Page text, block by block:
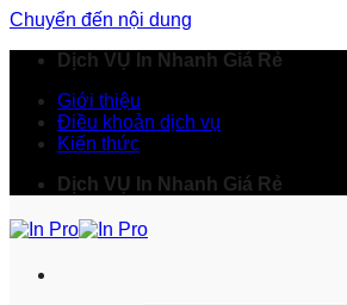
Chuyển đến nội dung
Dịch VỤ In Nhanh Giá Rẻ
Giới thiệu
Điều khoản dịch vụ
Kiến thức
Dịch VỤ In Nhanh Giá Rẻ